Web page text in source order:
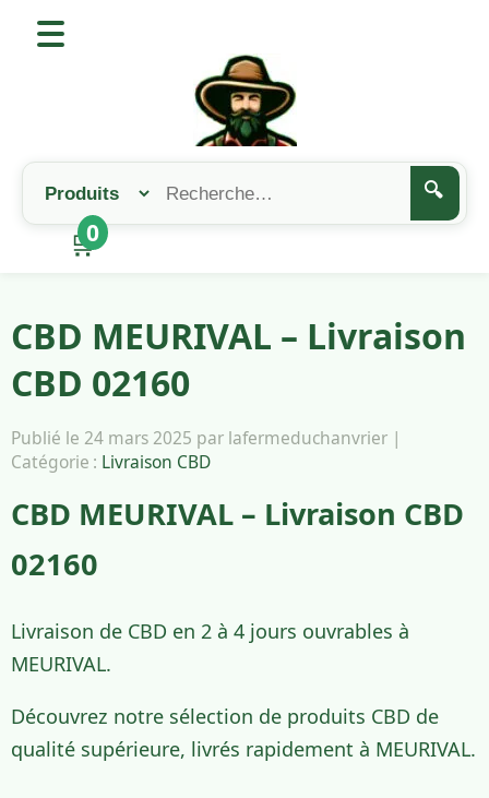
🔍
🛒
0
CBD MEURIVAL – Livraison
CBD 02160
Publié le 24 mars 2025 par lafermeduchanvrier |
Catégorie : Livraison CBD
CBD MEURIVAL – Livraison CBD
02160
Livraison de CBD en 2 à 4 jours ouvrables à
MEURIVAL.
Découvrez notre sélection de produits CBD de
qualité supérieure, livrés rapidement à MEURIVAL.